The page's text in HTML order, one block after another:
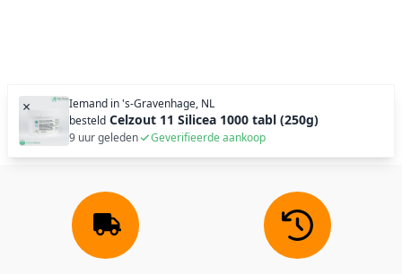
× Iemand in's-Gravenhage, NL
besteld Celzout 11 Silicea 1000 tabl (250g)
9 uur geleden Geverifieerde aankoop